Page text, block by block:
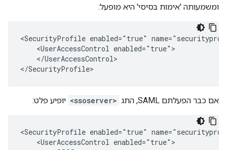
ומשמעותה 'אימות בסיסי' היא מופעל:
<SecurityProfile enabled="true"
    <UserAccessControl enabled="true">
    </UserAccessControl>
</SecurityProfile>
אם כבר הפעלתם SAML, התג <ssoserver> יופיע פלט:
<SecurityProfile enabled="true"
    <UserAccessControl enabled="true">